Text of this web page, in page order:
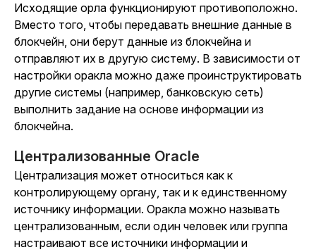
Исходящие орла функционируют противоположно.
Вместо того, чтобы передавать внешние данные в
блокчейн, они берут данные из блокчейна и
отправляют их в другую систему. В зависимости от
настройки оракла можно даже проинструктировать
другие системы (например, банковскую сеть)
выполнить задание на основе информации из
блокчейна.
Централизованные Oracle
Централизация может относиться как к
контролирующему органу, так и к единственному
источнику информации. Оракла можно называть
централизованным, если один человек или группа
настраивают все источники информации и